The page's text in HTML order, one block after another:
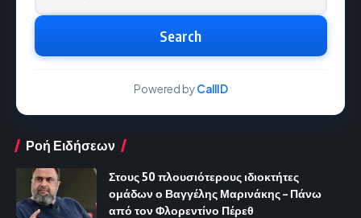
Search
Powered byCallID
Ροή Ειδήσεων
Στους 50 πλουσιότερους ιδιοκτήτες
ομάδων ο Βαγγέλης Μαρινάκης – Πάνω
από τον Φλορεντίνο Πέρεθ